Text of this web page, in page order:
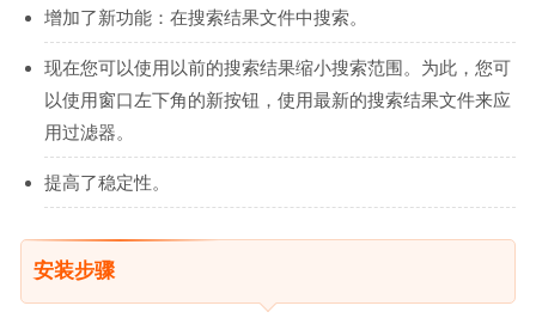
增加了新功能：在搜索结果文件中搜索。
现在您可以使用以前的搜索结果缩小搜索范围。为此，您可
以使用窗口左下角的新按钮，使用最新的搜索结果文件来应
用过滤器。
提高了稳定性。
安装步骤